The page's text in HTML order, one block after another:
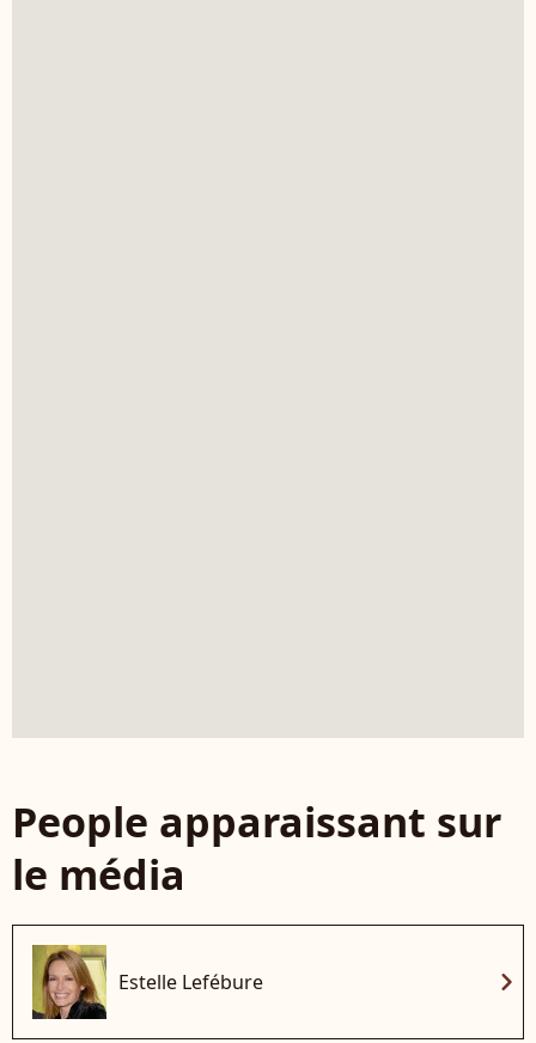
People apparaissant sur
le média
Estelle Lefébure chevron_right